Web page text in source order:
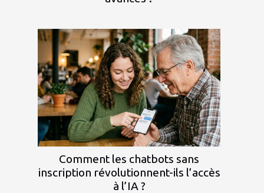
Comment les chatbots sans
inscription révolutionnent-ils l’accès
à l’IA ?